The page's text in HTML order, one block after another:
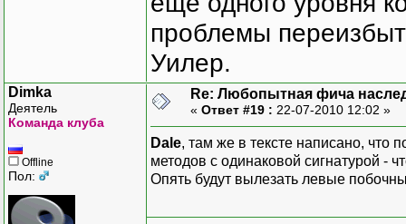
проблемы
Уилер.
Dimka
Деятель
Команда клуба
Offline
Пол:
Re: Любопытная фича
« Ответ #19 : 22-07-2010 12:02 »
Dale, там же в тексте написано, что
методов с одинаковой сигнатурой -
Опять будут вылезать левые